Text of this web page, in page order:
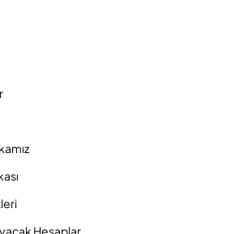
Hesaplar